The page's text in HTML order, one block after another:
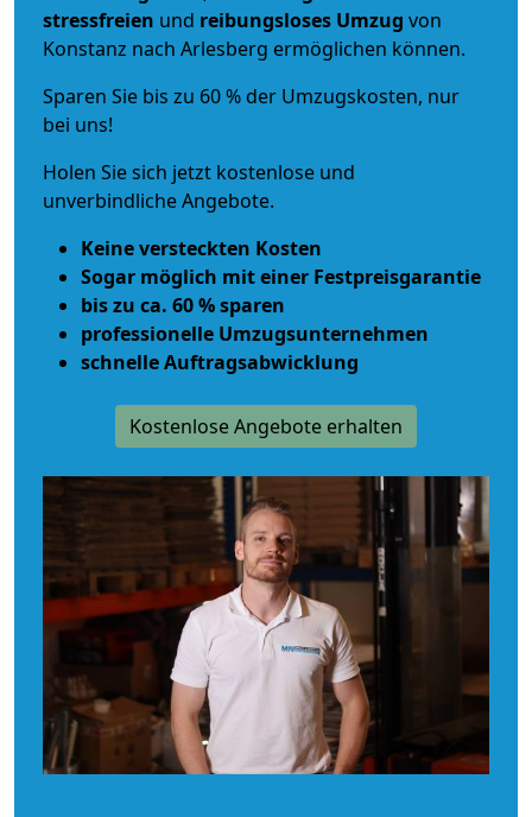
stressfreien und reibungsloses Umzug von
Konstanz nach Arlesberg ermöglichen können.
Sparen Sie bis zu 60 % der Umzugskosten, nur
bei uns!
Holen Sie sich jetzt kostenlose und
unverbindliche Angebote.
Keine versteckten Kosten
Sogar möglich mit einer Festpreisgarantie
bis zu ca. 60 % sparen
professionelle Umzugsunternehmen
schnelle Auftragsabwicklung
Kostenlose Angebote erhalten